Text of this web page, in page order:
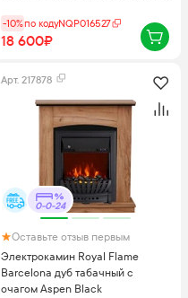
-10%по кодуNQP016527
18 600₽
Арт. 217878
0-0-24
Оставьте отзыв первым
Электрокамин Royal Flame
Barcelona дуб табачный с
очагом Aspen Black